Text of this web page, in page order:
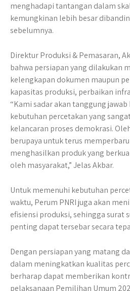
menghadapi tantangan dalam
kemungkinan lebih besar
sebelumnya.
Direktur Produksi & Pemasaran,
bahwa persiapan yang dilakukan
kelengkapan dokumen maupun
kapasitas produksi, perbaikan
“Kami sadar akan tanggung
kebutuhan percetakan yang
kelancaran proses demokrasi.
berupaya untuk terus
menghasilkan produk yang
oleh masyarakat,” Jelas Akbar.
Untuk memenuhi kebutuhan
waktu, Perum PNRI juga akan
efisiensi produksi, sehingga surat
penting dapat tersebar secara
Dengan persiapan yang matang
dalam meningkatkan kualitas
berharap dapat memberikan
pelaksanaan Pemilihan Umum